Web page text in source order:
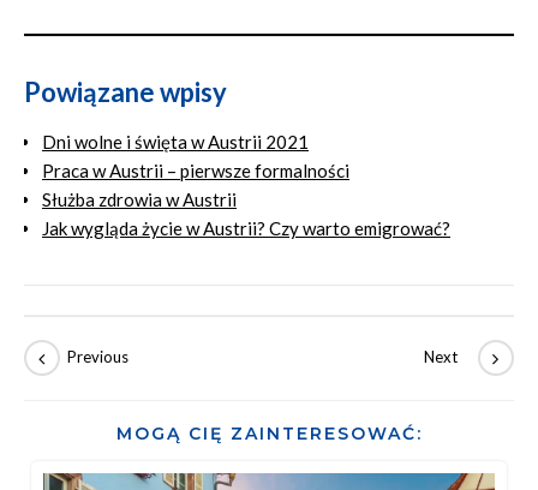
Powiązane wpisy
Dni wolne i święta w Austrii 2021
Praca w Austrii – pierwsze formalności
Służba zdrowia w Austrii
Jak wygląda życie w Austrii? Czy warto emigrować?
MOGĄ CIĘ ZAINTERESOWAĆ: